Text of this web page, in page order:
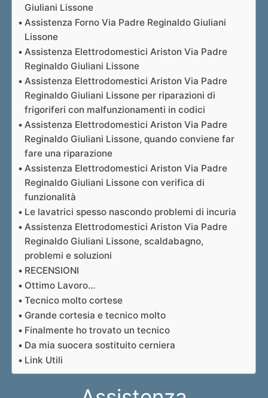
Giuliani Lissone
Assistenza Forno Via Padre Reginaldo Giuliani
Lissone
Assistenza Elettrodomestici Ariston Via Padre
Reginaldo Giuliani Lissone
Assistenza Elettrodomestici Ariston Via Padre
Reginaldo Giuliani Lissone per riparazioni di
frigoriferi con malfunzionamenti in codici
Assistenza Elettrodomestici Ariston Via Padre
Reginaldo Giuliani Lissone, quando conviene far
fare una riparazione
Assistenza Elettrodomestici Ariston Via Padre
Reginaldo Giuliani Lissone con verifica di
funzionalità
Le lavatrici spesso nascondo problemi di incuria
Assistenza Elettrodomestici Ariston Via Padre
Reginaldo Giuliani Lissone, scaldabagno,
problemi e soluzioni
RECENSIONI
Ottimo Lavoro…
Tecnico molto cortese
Grande cortesia e tecnico molto
Finalmente ho trovato un tecnico
Da mia suocera sostituito cerniera
Link Utili